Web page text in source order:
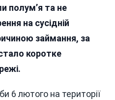
полум’я та не
на сусідній
займання, за
коротке
6 лютого на території